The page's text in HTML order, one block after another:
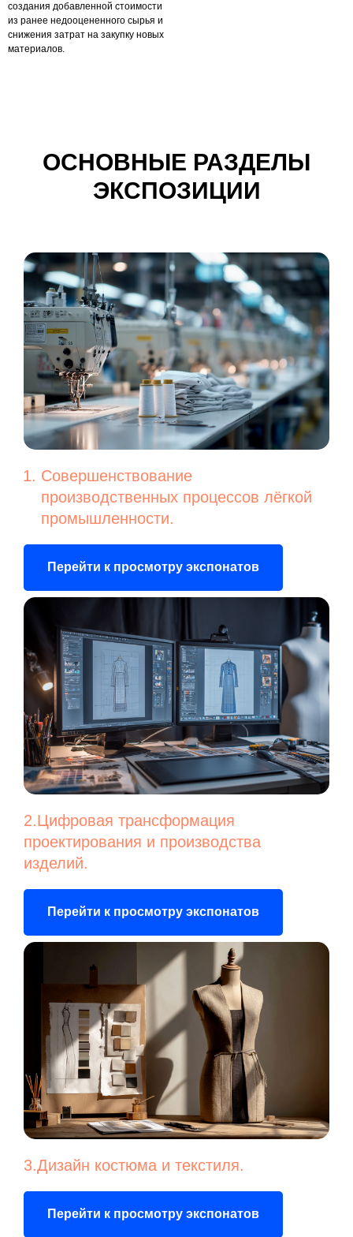
создания добавленной стоимости
из ранее недооцененного сырья и
снижения затрат на закупку новых
материалов.
ОСНОВНЫЕ РАЗДЕЛЫ
ЭКСПОЗИЦИИ
Совершенствование
производственных процессов лёгкой
промышленности.
Перейти к просмотру экспонатов
2.Цифровая трансформация
проектирования и производства
изделий.
Перейти к просмотру экспонатов
3.Дизайн костюма и текстиля.
Перейти к просмотру экспонатов